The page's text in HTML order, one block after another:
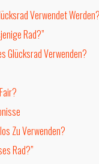
Verwendet Werden?
Rad?”
Glücksrad Verwenden?
Zu Verwenden?
Rad?”